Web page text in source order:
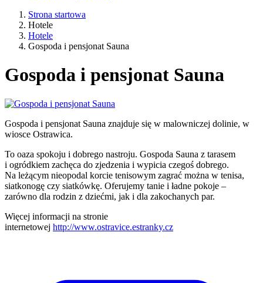
Strona startowa
Hotele
Hotele
Gospoda i pensjonat Sauna
Gospoda i pensjonat Sauna
Gospoda i pensjonat Sauna znajduje się w malowniczej dolinie, w
wiosce Ostrawica.
To oaza spokoju i dobrego nastroju. Gospoda Sauna z tarasem
i ogródkiem zachęca do zjedzenia i wypicia czegoś dobrego.
Na leżącym nieopodal korcie tenisowym zagrać można w tenisa,
siatkonogę czy siatkówkę. Oferujemy tanie i ładne pokoje –
zarówno dla rodzin z dziećmi, jak i dla zakochanych par.
Więcej informacji na stronie
internetowej http://www.ostravice.estranky.cz